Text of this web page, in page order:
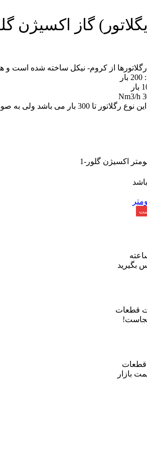
گاز اکسیژن
رگلاتورها از کروم- نیکل ساخته شده است و
می گردد اما فشارهای خروجی با فشارهای مختلف کاری تا 6 بار، 4 بار و 5/1 بار موجود است.
اکسیژن گلور-1
بگیرید
قطعات
قطعات
بازار